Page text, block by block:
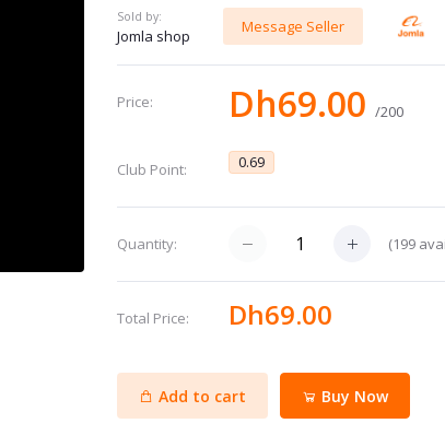
Sold by:
Jomla shop
Message Seller
Price: Dh69.00/200
Club Point: 0.69
Quantity: (199
Total Price: Dh69.00
Add to cart Buy Now